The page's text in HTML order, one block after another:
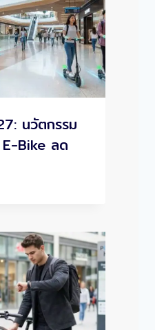
นวัตกรรม
E-Bike ลด